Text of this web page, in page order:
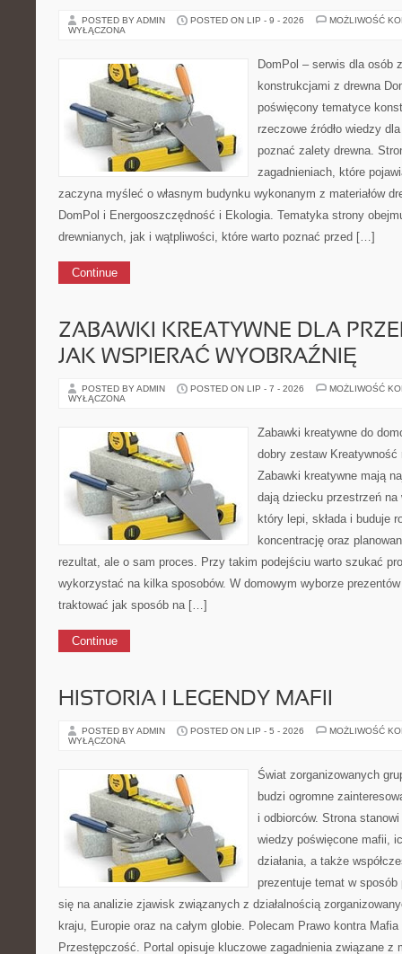
POSTED BY ADMIN POSTED ON LIP - 9 - 2026
MOŻLIWOŚĆ
WYŁĄCZONA
DomPol – serwis dla osób
konstrukcjami z drewna
poświęcony tematyce
rzeczowe źródło wiedzy
poznać zalety drewna.
zagadnieniach, które
zaczyna myśleć o własnym budynku wykonanym z materiałów
DomPol i Energooszczędność i Ekologia. Tematyka strony
drewnianych, jak i wątpliwości, które warto poznać przed […]
Continue
ZABAWKI KREATYWNE DLA
JAK WSPIERAĆ WYOBRAŹNIĘ
POSTED BY ADMIN POSTED ON LIP - 7 - 2026
MOŻLIWOŚĆ
WYŁĄCZONA
Zabawki kreatywne do
dobry zestaw Kreatywność
Zabawki kreatywne mają
dają dziecku przestrzeń na
który lepi, składa i buduje
koncentrację oraz
rezultat, ale o sam proces. Przy takim podejściu warto szukać
wykorzystać na kilka sposobów. W domowym wyborze
traktować jak sposób na […]
Continue
HISTORIA I LEGENDY MAFII
POSTED BY ADMIN POSTED ON LIP - 5 - 2026
MOŻLIWOŚĆ
WYŁĄCZONA
Świat zorganizowanych
budzi ogromne
i odbiorców. Strona
wiedzy poświęcone mafii,
działania, a także
prezentuje temat w
się na analizie zjawisk związanych z działalnością
kraju, Europie oraz na całym globie. Polecam Prawo kontra
Przestępczość. Portal opisuje kluczowe zagadnienia związane z